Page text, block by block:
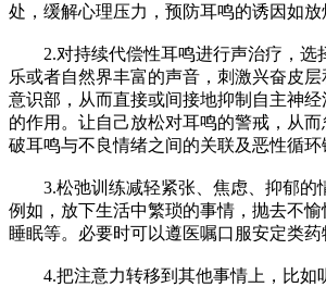
处，缓解心理压力，预防耳鸣的诱因如放
2.对持续代偿性耳鸣进行声治疗，选
乐或者自然界丰富的声音，刺激兴奋皮
意识部，从而直接或间接地抑制自主神
的作用。让自己放松对耳鸣的警戒，从
破耳鸣与不良情绪之间的关联及恶性循环
3.松弛训练减轻紧张、焦虑、抑郁的
例如，放下生活中繁琐的事情，抛去不
睡眠等。必要时可以遵医嘱口服安定类药
4.把注意力转移到其他事情上，比如